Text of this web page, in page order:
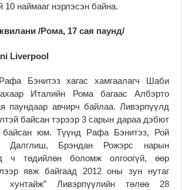
10 наймааг нэрлэсэн байна.
/Рома, 17 сая паунд/
Бэнитэз хагас хамгаалагч Шаби
Италийн Рома багаас Албэрто
паундаар авчирч байлаа. Ливэрпүүлд
байсан тэрээр 3 сарын дараа дэбют
байсан юм. Түүнд Рафа Бэнитэз, Рой
Далглиш, Брэндан Рожэрс нарын
ч төдийлөн боломж олгоогүй, өөр
явж байгаад 2012 оны зун нутаг
хунтайж” Ливэрпүүлийн төлөө 28